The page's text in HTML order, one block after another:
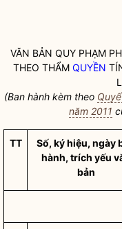
VĂN BẢN QUY PHẠM
THEO THẨM QUYỀN
(Ban hành kèm theo
năm 2011
TT
Số, ký hiệu, ngày
hành, trích yếu
bản